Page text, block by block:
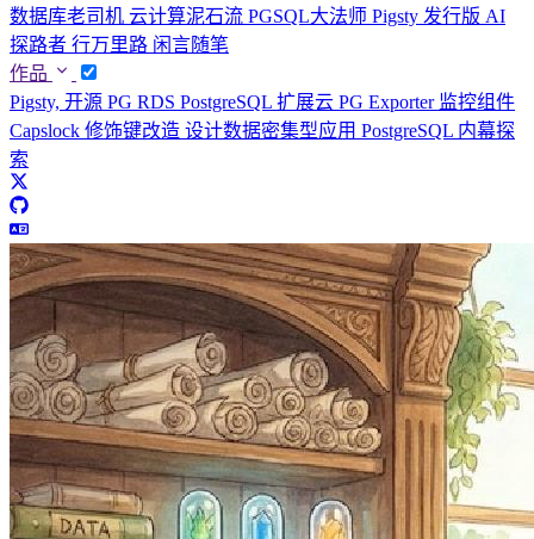
数据库老司机 云计算泥石流 PGSQL大法师 Pigsty 发行版 AI
探路者 行万里路 闲言随笔
作品
Pigsty, 开源 PG RDS PostgreSQL 扩展云 PG Exporter 监控组件
Capslock 修饰键改造 设计数据密集型应用 PostgreSQL 内幕探
索